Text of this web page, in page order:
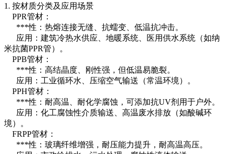
1. 按材质分类及应用场景
PPR管材：
***性：热熔连接无缝、抗蠕变、低温抗冲击。
应用：建筑冷热水供应、地暖系统、医用供水系统（如纳
米抗菌PPR管）。
PPB管材：
***性：高结晶度、刚性强，但低温易脆裂。
应用：工业循环水、压缩空气输送（常温环境）。
PPH管材：
***性：耐高温、耐化学腐蚀，可添加抗UV剂用于户外。
应用：化工腐蚀性介质输送、高温废水排放（如酸碱环
境）。
FRPP管材：
***性：玻璃纤维增强，耐压能力提升，耐高温高压。